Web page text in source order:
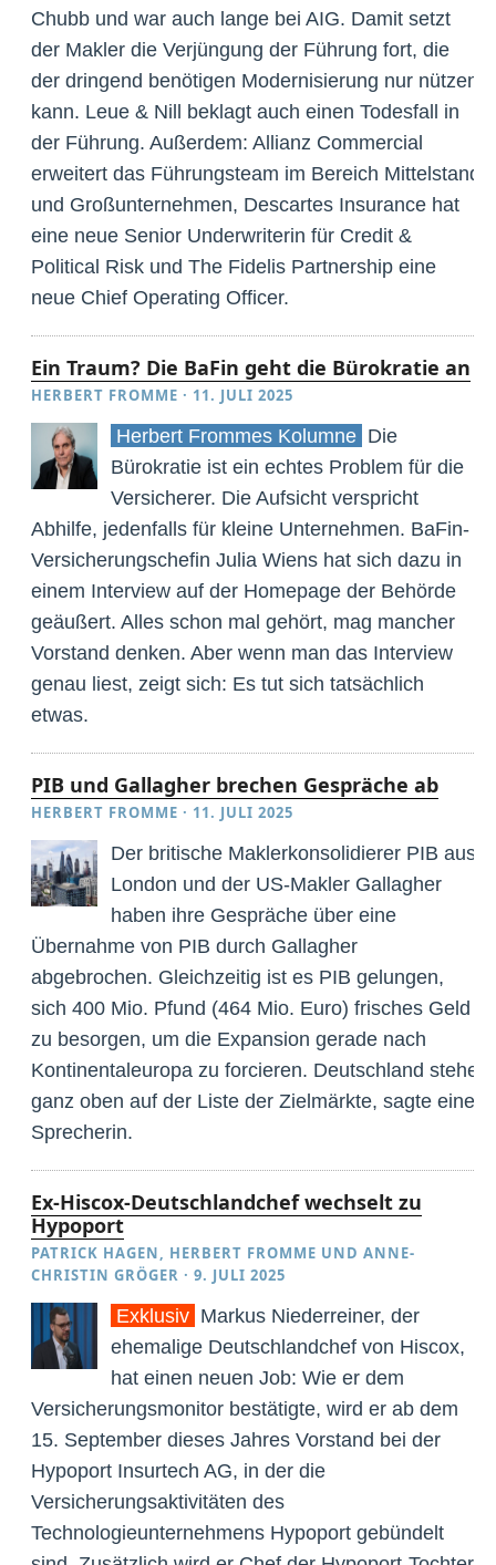
Chubb und war auch lange bei AIG. Damit setzt
der Makler die Verjüngung der Führung fort, die
der dringend benötigen Modernisierung nur nützen
kann. Leue & Nill beklagt auch einen Todesfall in
der Führung. Außerdem: Allianz Commercial
erweitert das Führungsteam im Bereich Mittelstand
und Großunternehmen, Descartes Insurance hat
eine neue Senior Underwriterin für Credit &
Political Risk und The Fidelis Partnership eine
neue Chief Operating Officer.
Ein Traum? Die BaFin geht die Bürokratie an
HERBERT FROMME · 11. JULI 2025
Herbert Frommes Kolumne Die
Bürokratie ist ein echtes Problem für die
Versicherer. Die Aufsicht verspricht
Abhilfe, jedenfalls für kleine Unternehmen. BaFin-
Versicherungschefin Julia Wiens hat sich dazu in
einem Interview auf der Homepage der Behörde
geäußert. Alles schon mal gehört, mag mancher
Vorstand denken. Aber wenn man das Interview
genau liest, zeigt sich: Es tut sich tatsächlich
etwas.
PIB und Gallagher brechen Gespräche ab
HERBERT FROMME · 11. JULI 2025
Der britische Maklerkonsolidierer PIB aus
London und der US-Makler Gallagher
haben ihre Gespräche über eine
Übernahme von PIB durch Gallagher
abgebrochen. Gleichzeitig ist es PIB gelungen,
sich 400 Mio. Pfund (464 Mio. Euro) frisches Geld
zu besorgen, um die Expansion gerade nach
Kontinentaleuropa zu forcieren. Deutschland stehe
ganz oben auf der Liste der Zielmärkte, sagte eine
Sprecherin.
Ex-Hiscox-Deutschlandchef wechselt zu
Hypoport
PATRICK HAGEN HERBERT FROMME UNDANNE-
CHRISTIN GRÖGER ·9. JULI 2025
Exklusiv Markus Niederreiner, der
ehemalige Deutschlandchef von Hiscox,
hat einen neuen Job: Wie er dem
Versicherungsmonitor bestätigte, wird er ab dem
15. September dieses Jahres Vorstand bei der
Hypoport Insurtech AG, in der die
Versicherungsaktivitäten des
Technologieunternehmens Hypoport gebündelt